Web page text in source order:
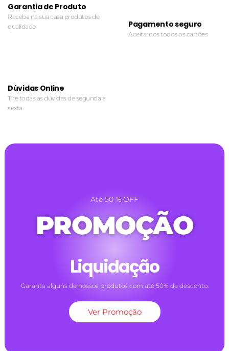
Garantia de Produto
Receba na sua casa produtos de
qualidade
Pagamento seguro
Aceitamos todos os cartões
Dúvidas Online
Tire todas as dúvidas de segunda a
sexta.
Até 50 % OFF
PROMOÇÃO
Liquidação
Garanta alguns de nossos produtos com até 50% de desconto.
Ver Promoção